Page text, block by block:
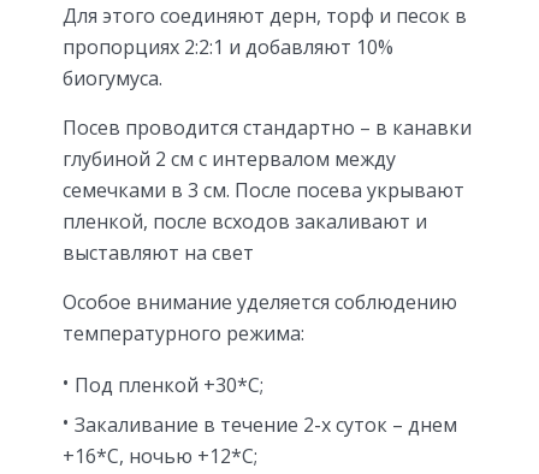
Для этого соединяют дерн, торф и песок в
пропорциях 2:2:1 и добавляют 10%
биогумуса.
Посев проводится стандартно – в канавки
глубиной 2 см с интервалом между
семечками в 3 см. После посева укрывают
пленкой, после всходов закаливают и
выставляют на свет
Особое внимание уделяется соблюдению
температурного режима:
Под пленкой +30*С;
Закаливание в течение 2-х суток – днем
+16*С, ночью +12*С;